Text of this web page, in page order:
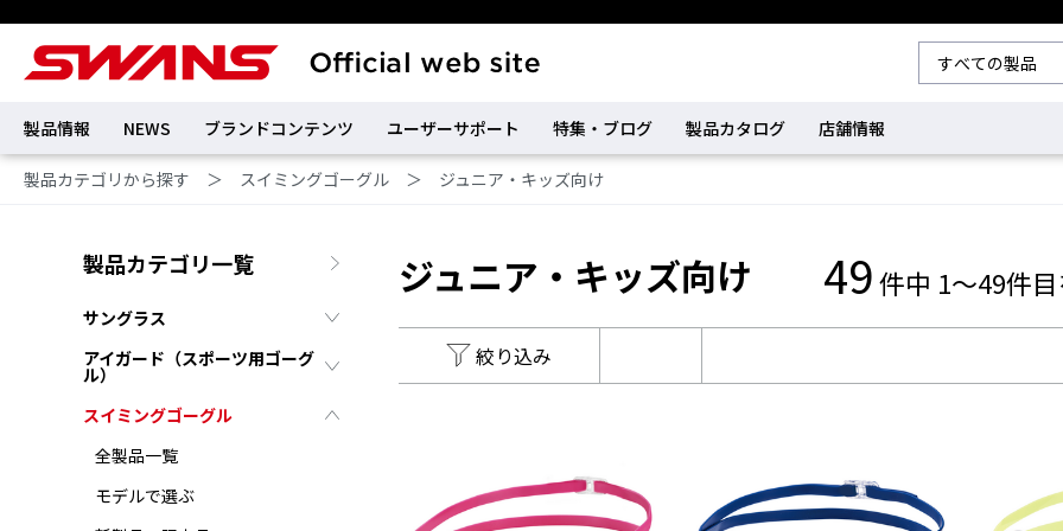
製品情報 NEWS ブランドコンテンツ ユーザーサポート 特集・ブログ 製品カタログ 店舗情報
製品カテゴリから探す ＞ スイミングゴーグル ＞ ジュニア・キッズ向け
製品カテゴリ一覧
サングラス
アイガード（スポーツ用ゴーグ
ル）
スイミングゴーグル
全製品一覧
モデルで選ぶ
ジュニア・キッズ向け 49件中 1～49件
絞り込み